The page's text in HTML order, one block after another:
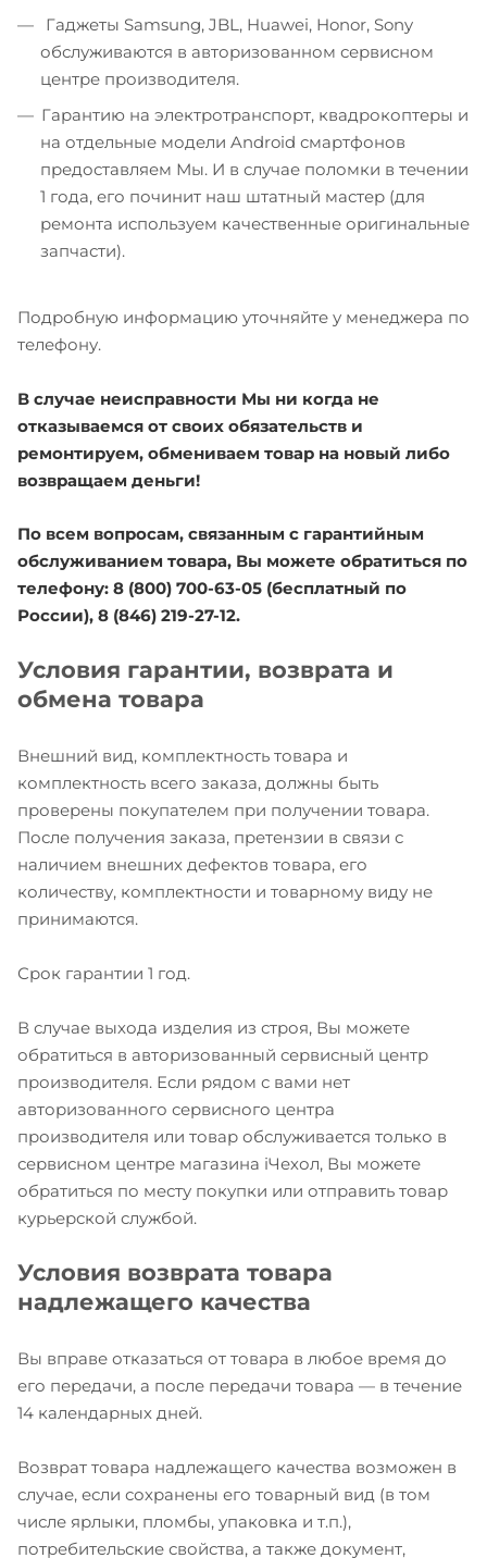
Гаджеты Samsung, JBL, Huawei, Honor, Sony
обслуживаются в авторизованном сервисном
центре производителя.
Гарантию на электротранспорт, квадрокоптеры и
на отдельные модели Android смартфонов
предоставляем Мы. И в случае поломки в течении
1 года, его починит наш штатный мастер (для
ремонта используем качественные оригинальные
запчасти).
Подробную информацию уточняйте у менеджера по
телефону.
В случае неисправности Мы ни когда не
отказываемся от своих обязательств и
ремонтируем, обмениваем товар на новый либо
возвращаем деньги!
По всем вопросам, связанным с гарантийным
обслуживанием товара, Вы можете обратиться по
телефону: 8 (800) 700-63-05 (бесплатный по
России), 8 (846) 219-27-12.
Условия гарантии, возврата и
обмена товара
Внешний вид, комплектность товара и
комплектность всего заказа, должны быть
проверены покупателем при получении товара.
После получения заказа, претензии в связи с
наличием внешних дефектов товара, его
количеству, комплектности и товарному виду не
принимаются.
Срок гарантии 1 год.
В случае выхода изделия из строя, Вы можете
обратиться в авторизованный сервисный центр
производителя. Если рядом с вами нет
авторизованного сервисного центра
производителя или товар обслуживается только в
сервисном центре магазина iЧехол, Вы можете
обратиться по месту покупки или отправить товар
курьерской службой.
Условия возврата товара
надлежащего качества
Вы вправе отказаться от товара в любое время до
его передачи, а после передачи товара — в течение
14 календарных дней.
Возврат товара надлежащего качества возможен в
случае, если сохранены его товарный вид (в том
числе ярлыки, пломбы, упаковка и т.п.),
потребительские свойства, а также документ,